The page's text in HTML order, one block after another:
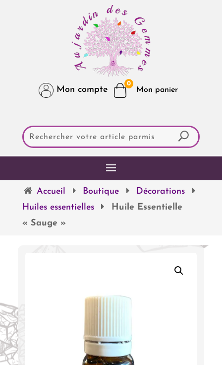
Mon compte
0
Accueil Boutique
Décorations
Huiles essentielles
Huile Essentielle
« Sauge »